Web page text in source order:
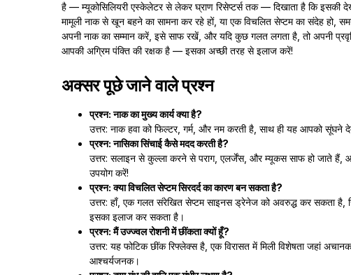
है — म्यूकोसिलियरी एस्केलेटर से लेकर घ्राण रिसेप्टर्स तक — दिखाता है कि इसकी
मामूली नाक से खून बहने का सामना कर रहे हों, या एक विचलित सेप्टम का संदेह हो,
अपनी नाक का सम्मान करें, इसे साफ रखें, और यदि कुछ गलत लगता है, तो अपनी
आपकी अग्रिम पंक्ति की रक्षक है — इसका अच्छी तरह से इलाज करें!
अक्सर पूछे जाने वाले प्रश्न
प्रश्न: नाक का मुख्य कार्य क्या है?
उत्तर: नाक हवा को फिल्टर, गर्म, और नम करती है, साथ ही यह आपको
प्रश्न: नासिका सिंचाई कैसे मदद करती है?
उत्तर: सलाइन से कुल्ला करने से पराग, एलर्जेंस, और म्यूकस साफ हो जाते हैं,
उपयोग करें!
प्रश्न: क्या विचलित सेप्टम सिरदर्द का कारण बन सकता है?
उत्तर: हाँ, एक गलत संरेखित सेप्टम साइनस ड्रेनेज को अवरुद्ध कर सकता है,
इसका इलाज कर सकता है।
प्रश्न: मैं उज्ज्वल रोशनी में छींकता क्यों हूँ?
उत्तर: यह फोटिक छींक रिफ्लेक्स है, एक विरासत में मिली विशेषता जहां
आश्चर्यजनक।